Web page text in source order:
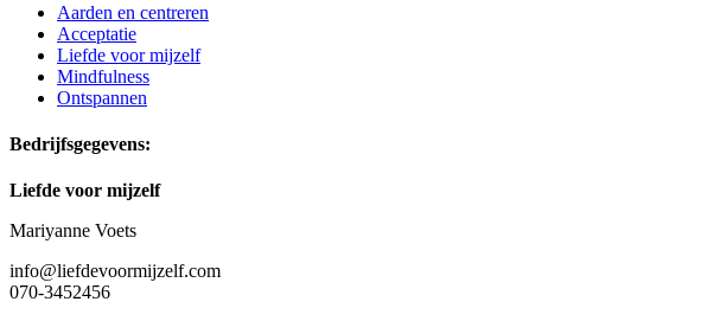
Aarden en centreren
Acceptatie
Liefde voor mijzelf
Mindfulness
Ontspannen
Bedrijfsgegevens:
Liefde voor mijzelf
Mariyanne Voets
info@liefdevoormijzelf.com
070-3452456